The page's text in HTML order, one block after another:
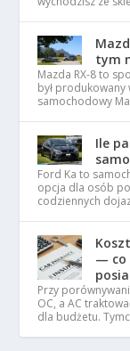
tym
Mazda RX-8 to
był
samochodowy
Ile
Ford Ka to
opcja dla osób
codziennych
— co
Przy
OC, a AC
dla budżetu.